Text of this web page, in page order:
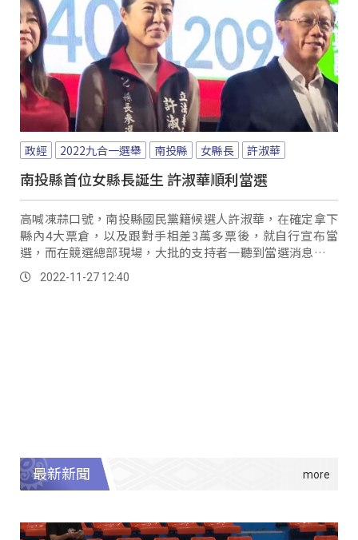
政經 2022九合一選舉 南投縣 女縣長 許淑華
南投縣首位女縣長誕生 許淑華順利當選
高喊凍蒜口號，南投縣國民黨籍候選人許淑華，在確定拿下
縣內4大票倉，以及跟對手相差3萬多票後，就自行宣布當
選，而在競選總部現場，大批的支持者一聽到當選消息，也
紛紛釋出壓力，露出興奮神情。
2022-11-27 12:40
最新新聞